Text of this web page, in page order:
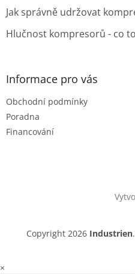
Jak správně udržovat
Hlučnost kompresorů - co
Informace pro vás
Obchodní podmínky
Poradna
Financování
Copyright 2026 Industrien
×